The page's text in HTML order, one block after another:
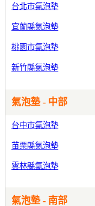
台北市氣泡墊
宜蘭縣氣泡墊
桃園市氣泡墊
新竹縣氣泡墊
氣泡墊 - 中部
台中市氣泡墊
苗栗縣氣泡墊
雲林縣氣泡墊
氣泡墊 - 南部